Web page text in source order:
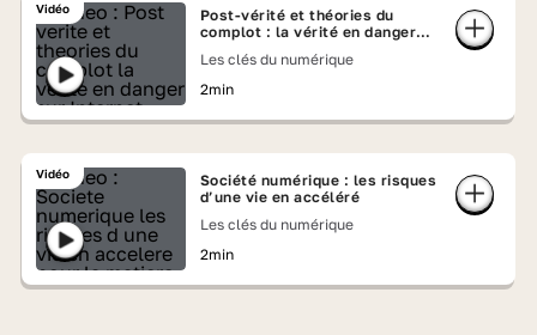
Vidéo
Post-vérité et théories du
complot : la vérité en danger
Les clés du numérique
2min
Vidéo
Société numérique : les risques
d’une vie en accéléré
Les clés du numérique
2min